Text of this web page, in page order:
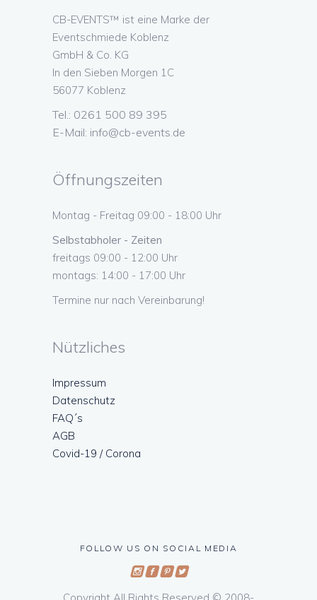
CB-EVENTS™ ist eine Marke der
Eventschmiede Koblenz
GmbH & Co. KG
In den Sieben Morgen 1C
56077 Koblenz
Tel.: 0261 500 89 395
E-Mail: info@cb-events.de
Öffnungszeiten
Montag - Freitag 09:00 - 18:00 Uhr
Selbstabholer - Zeiten
freitags 09:00 - 12:00 Uhr
montags: 14:00 - 17:00 Uhr
Termine nur nach Vereinbarung!
Nützliches
Impressum
Datenschutz
FAQ´s
AGB
Covid-19 / Corona
FOLLOW US ON SOCIAL MEDIA